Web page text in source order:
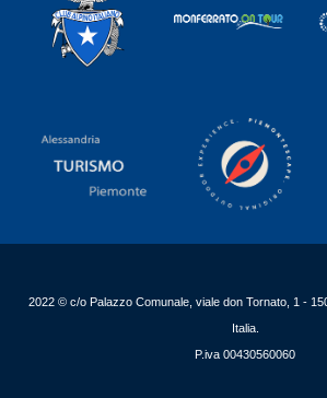
2022 © c/o Palazzo Comunale, viale don Tornato, 1 -
Italia.
P.iva 00430560060